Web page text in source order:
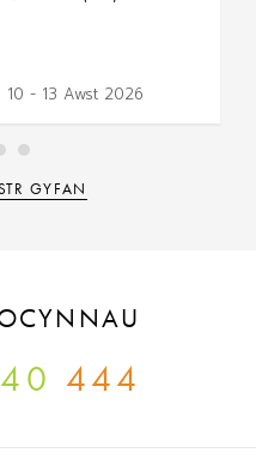
10 - 13 Awst 2026
GYFAN
444